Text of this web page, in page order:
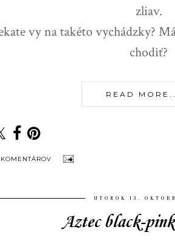
zliav.
vy na takéto vychádzky?
chodiť?
READ
UTOROK 13.
Aztec black-